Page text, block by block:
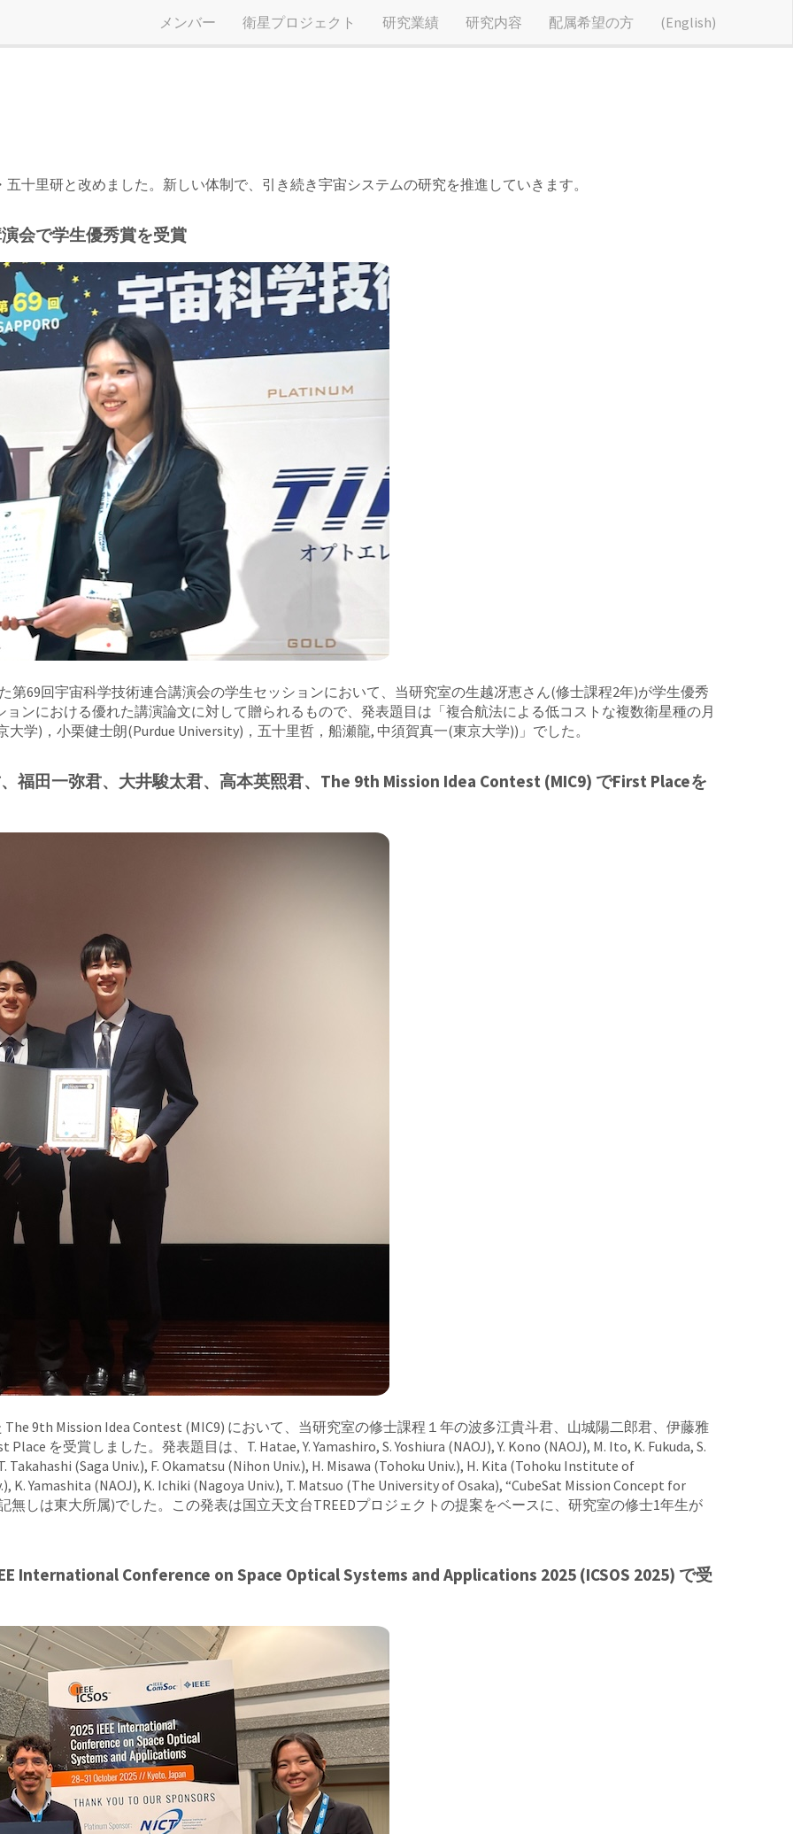
メンバー 衛星プロジェクト 研究業績 研究内容 配属希望の方 (English)
十里研と改めました。新しい体制で、引き続き宇宙システムの研究を推進していきます。
会で学生優秀賞を受賞
第69回宇宙科学技術連合講演会の学生セッションにおいて、当研究室の生越冴恵さん(修士課程2年)が学生優秀
ンにおける優れた講演論文に対して贈られるもので、発表題目は「複合航法による低コストな複数衛星種の月
学)，小栗健士朗(Purdue University)，五十里哲，船瀬龍, 中須賀真一(東京大学))」でした。
福田一弥君、大井駿太君、高本英熙君、The 9th Mission Idea Contest (MIC9) でFirst Placeを
9th Mission Idea Contest (MIC9) において、当研究室の修士課程１年の波多江貴斗君、山城陽二郎君、伊藤雅
を受賞しました。発表題目は、T. Hatae, Y. Yamashiro, S. Yoshiura (NAOJ), Y. Kono (NAOJ), M. Ito, K. Fukuda, S.
Takahashi (Saga Univ.), F. Okamatsu (Nihon Univ.), H. Misawa (Tohoku Univ.), H. Kita (Tohoku Institute of
Yamashita (NAOJ), K. Ichiki (Nagoya Univ.), T. Matsuo (The University of Osaka), “CubeSat Mission Concept for
無しは東大所属)でした。この発表は国立天文台TREEDプロジェクトの提案をベースに、研究室の修士1年生が
International Conference on Space Optical Systems and Applications 2025 (ICSOS 2025) で受